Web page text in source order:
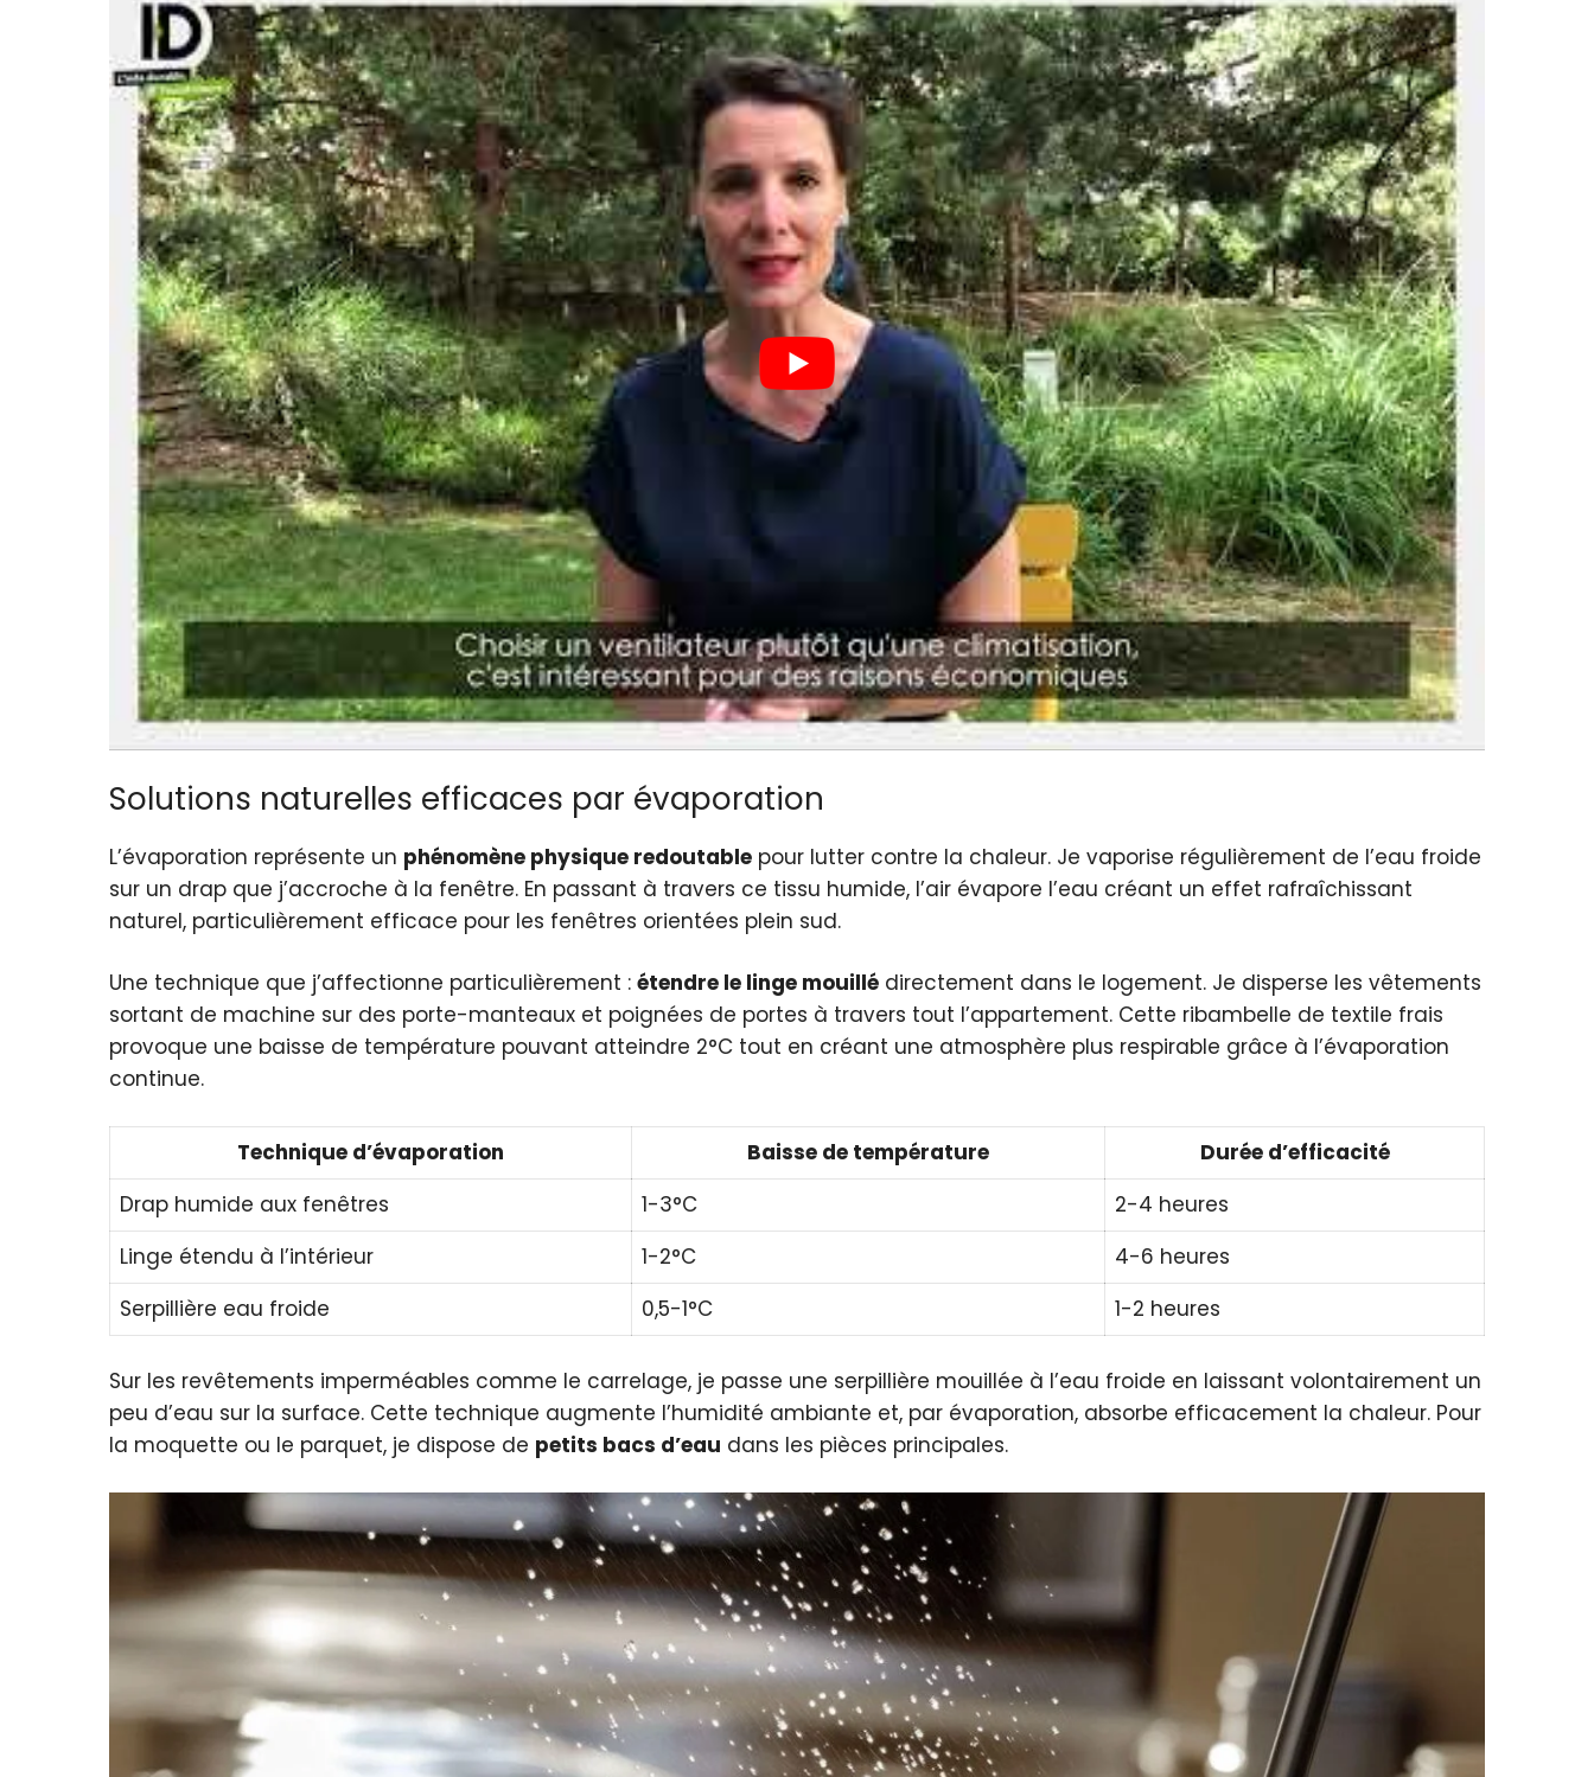
Solutions naturelles efficaces par évaporation
L’évaporation représente un phénomène physique redoutable pour lutter contre la chaleur. Je vaporise régulièrement de l’eau froide
sur un drap que j’accroche à la fenêtre. En passant à travers ce tissu humide, l’air évapore l’eau créant un effet rafraîchissant
naturel, particulièrement efficace pour les fenêtres orientées plein sud.
Une technique que j’affectionne particulièrement : étendre le linge mouillé directement dans le logement. Je disperse les vêtements
sortant de machine sur des porte-manteaux et poignées de portes à travers tout l’appartement. Cette ribambelle de textile frais
provoque une baisse de température pouvant atteindre 2°C tout en créant une atmosphère plus respirable grâce à l’évaporation
continue.
Technique d’évaporation Baisse de température
Durée d’efficacité
Drap humide aux fenêtres
1-3°C
2-4 heures
Linge étendu à l’intérieur
1-2°C
4-6 heures
Serpillière eau froide
0,5-1°C 1-2 heures
Sur les revêtements imperméables comme le carrelage, je passe une serpillière mouillée à l’eau froide en laissant volontairement un
peu d’eau sur la surface. Cette technique augmente l’humidité ambiante et, par évaporation, absorbe efficacement la chaleur. Pour
la moquette ou le parquet, je dispose de petits bacs d’eau dans les pièces principales.